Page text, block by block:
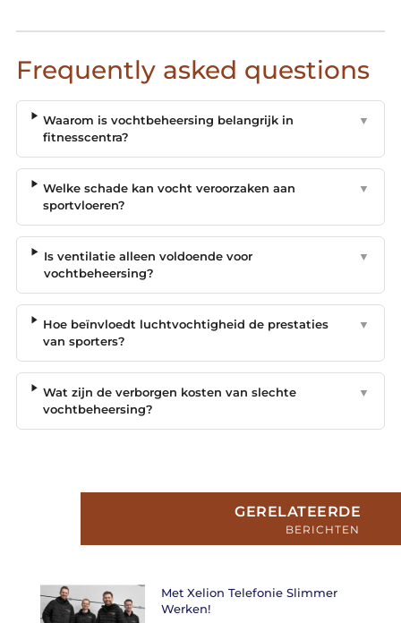
Frequently asked questions
Waarom is vochtbeheersing belangrijk in
fitnesscentra?
▼
Welke schade kan vocht veroorzaken aan
sportvloeren?
▼
Is ventilatie alleen voldoende voor
vochtbeheersing?
▼
Hoe beïnvloedt luchtvochtigheid de prestaties
van sporters?
▼
Wat zijn de verborgen kosten van slechte
vochtbeheersing?
▼
GERELATEERDE
BERICHTEN
Met Xelion Telefonie Slimmer
Werken!